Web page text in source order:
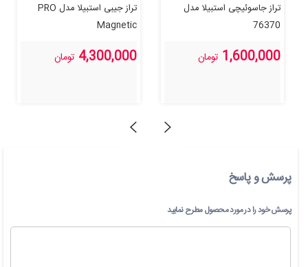
تراز جیبی استبیلا مدل PRO
Magnetic
4,300,000 تومان
تراز جاسوئیچی استبیلا مدل
76370
1,600,000 تومان
پرسش و پاسخ
پرسش خود را در مورد محصول مطرح نمایید